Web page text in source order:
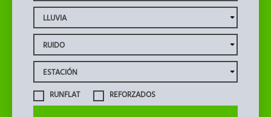
RUNFLAT REFORZADOS